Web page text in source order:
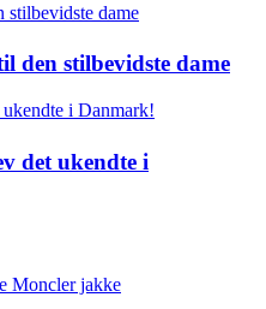
den stilbevidste dame
det ukendte i